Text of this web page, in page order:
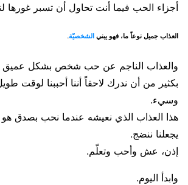
أجزاء الحب فيما أنت تحاول أن تسبر غورها
العذاب جميل نوعاً ما، فهو يبني الشخصيّة.
والعذاب الناجم عن حب شخص بشكل
بكثير من أن ندرك لاحقاً أننا أحببنا لوقت
وسيء.
هذا العذاب الذي نعيشه عندما نحب بصدق هو
يجعلنا ننضج.
إذن، عش وأحب وتعلّم.
وابدأ اليوم.